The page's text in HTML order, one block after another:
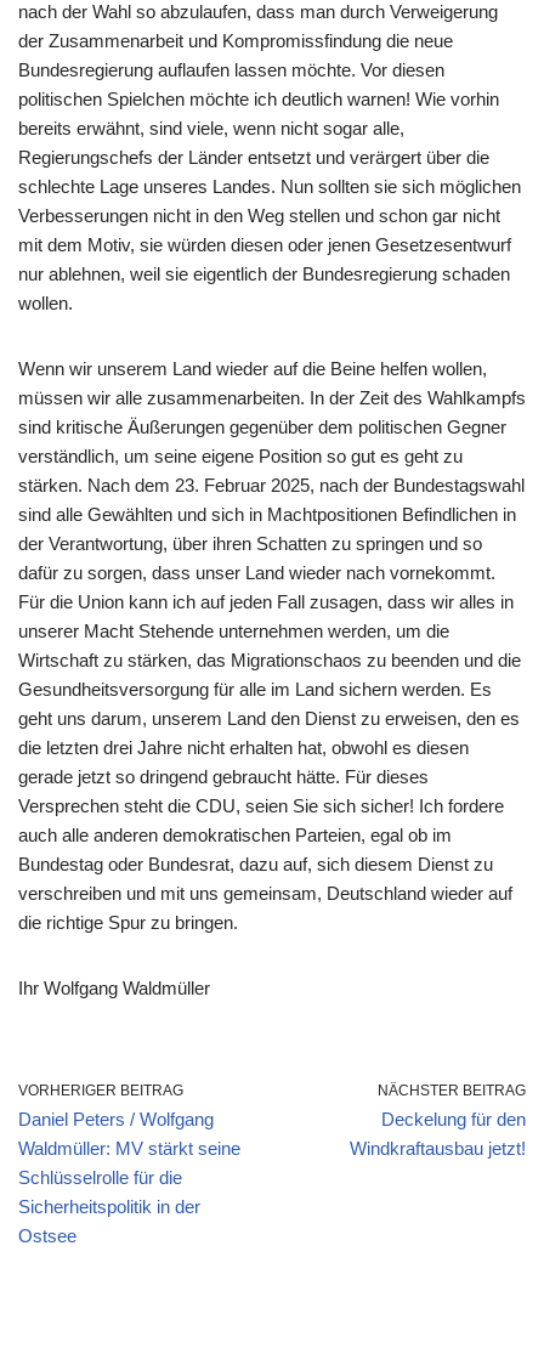
nach der Wahl so abzulaufen, dass man durch Verweigerung
der Zusammenarbeit und Kompromissfindung die neue
Bundesregierung auflaufen lassen möchte. Vor diesen
politischen Spielchen möchte ich deutlich warnen! Wie vorhin
bereits erwähnt, sind viele, wenn nicht sogar alle,
Regierungschefs der Länder entsetzt und verärgert über die
schlechte Lage unseres Landes. Nun sollten sie sich möglichen
Verbesserungen nicht in den Weg stellen und schon gar nicht
mit dem Motiv, sie würden diesen oder jenen Gesetzesentwurf
nur ablehnen, weil sie eigentlich der Bundesregierung schaden
wollen.
Wenn wir unserem Land wieder auf die Beine helfen wollen,
müssen wir alle zusammenarbeiten. In der Zeit des Wahlkampfs
sind kritische Äußerungen gegenüber dem politischen Gegner
verständlich, um seine eigene Position so gut es geht zu
stärken. Nach dem 23. Februar 2025, nach der Bundestagswahl
sind alle Gewählten und sich in Machtpositionen Befindlichen in
der Verantwortung, über ihren Schatten zu springen und so
dafür zu sorgen, dass unser Land wieder nach vornekommt.
Für die Union kann ich auf jeden Fall zusagen, dass wir alles in
unserer Macht Stehende unternehmen werden, um die
Wirtschaft zu stärken, das Migrationschaos zu beenden und die
Gesundheitsversorgung für alle im Land sichern werden. Es
geht uns darum, unserem Land den Dienst zu erweisen, den es
die letzten drei Jahre nicht erhalten hat, obwohl es diesen
gerade jetzt so dringend gebraucht hätte. Für dieses
Versprechen steht die CDU, seien Sie sich sicher! Ich fordere
auch alle anderen demokratischen Parteien, egal ob im
Bundestag oder Bundesrat, dazu auf, sich diesem Dienst zu
verschreiben und mit uns gemeinsam, Deutschland wieder auf
die richtige Spur zu bringen.
Ihr Wolfgang Waldmüller
VORHERIGER BEITRAG
Daniel Peters / Wolfgang
Waldmüller: MV stärkt seine
Schlüsselrolle für die
Sicherheitspolitik in der
Ostsee
NÄCHSTER BEITRAG
Deckelung für den
Windkraftausbau jetzt!